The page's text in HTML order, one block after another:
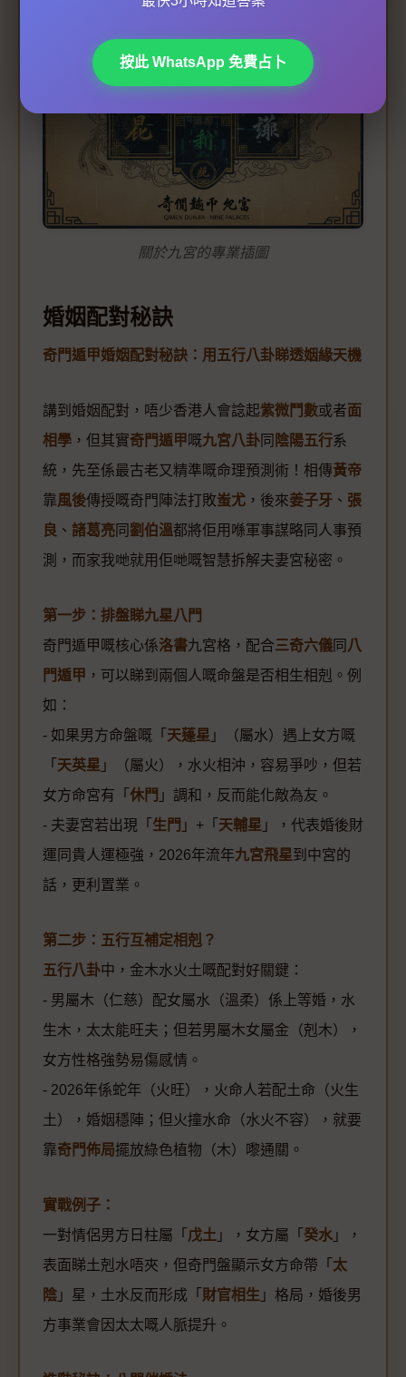
關於九宮的專業插圖
婚姻配對秘訣
奇門遁甲婚姻配對秘訣：用五行八卦睇透姻緣天機
講到婚姻配對，唔少香港人會諗起紫微鬥數或者面
相學 ，但其實奇門遁甲嘅九宮八卦 同 陰陽五行系
統，先至係最古老又精準嘅命理預測術！相傳黃帝
靠風後傳授嘅奇門陣法打敗蚩尤 ，後來姜子牙 、 張
良 、 諸葛亮 同 劉伯溫都將佢用喺軍事謀略同人事預
測，而家我哋就用佢哋嘅智慧拆解夫妻宮秘密。
第一步：排盤睇九星八門
奇門遁甲嘅核心係洛書九宮格，配合三奇六儀 同 八
門遁甲 ，可以睇到兩個人嘅命盤是否相生相剋。例
如：
- 如果男方命盤嘅「 天蓬星 」（屬水）遇上女方嘅
「 天英星 」（屬火），水火相沖，容易爭吵，但若
女方命宮有「 休門 」調和，反而能化敵為友。
- 夫妻宮若出現「 生門 」+「 天輔星 」，代表婚後財
運同貴人運極強，2026年流年九宮飛星到中宮的
話，更利置業。
第二步：五行互補定相剋？
五行八卦中，金木水火土嘅配對好關鍵：
- 男屬木（仁慈）配女屬水（溫柔）係上等婚，水
生木，太太能旺夫；但若男屬木女屬金（剋木），
女方性格強勢易傷感情。
- 2026年係蛇年（火旺），火命人若配土命（火生
土），婚姻穩陣；但火撞水命（水火不容），就要
靠奇門佈局擺放綠色植物（木）嚟通關。
實戰例子：
一對情侶男方日柱屬「 戊土 」，女方屬「 癸水 」，
表面睇土剋水唔夾，但奇門盤顯示女方命帶「 太
陰 」星，土水反而形成「 財官相生 」格局，婚後男
方事業會因太太嘅人脈提升。
按此 WhatsApp 免費占卜